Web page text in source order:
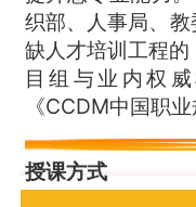
织部、人事局、
缺人才培训工程
目组与业内权
《CCDM中国职
授课方式